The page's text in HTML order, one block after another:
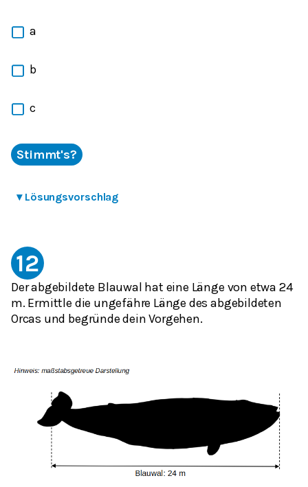
a
b
c
Stimmt's?
▾ Lösungsvorschlag
12
Der abgebildete Blauwal hat eine Länge von etwa 24
m. Ermittle die ungefähre Länge des abgebildeten
Orcas und begründe dein Vorgehen.